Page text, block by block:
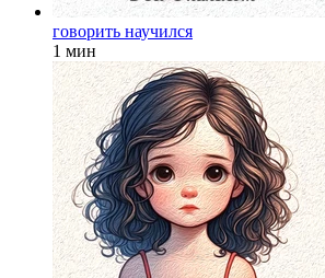
говорить научился
1 мин